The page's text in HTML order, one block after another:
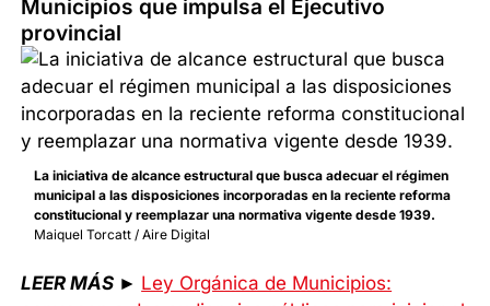
Municipios que impulsa el Ejecutivo
provincial
La iniciativa de alcance estructural que busca adecuar el régimen
municipal a las disposiciones incorporadas en la reciente reforma
constitucional y reemplazar una normativa vigente desde 1939.
Maiquel Torcatt / Aire Digital
LEER MÁS ► Ley Orgánica de Municipios: